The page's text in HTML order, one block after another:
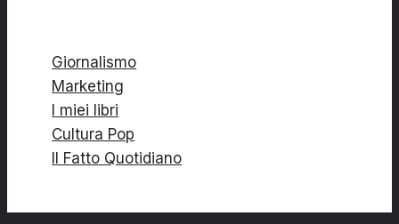
Giornalismo
Marketing
I miei libri
Cultura Pop
Il Fatto Quotidiano